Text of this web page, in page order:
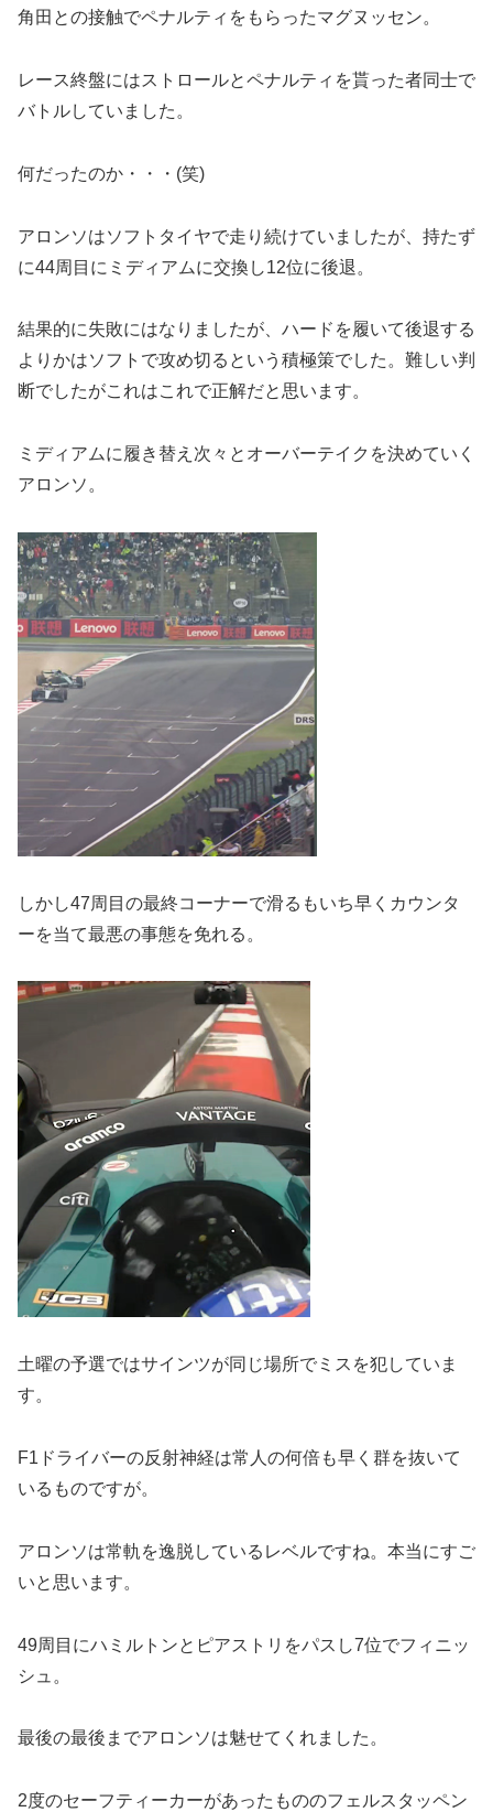
角田との接触でペナルティをもらったマグヌッセン。
レース終盤にはストロールとペナルティを貰った者同士で
バトルしていました。
何だったのか・・・(笑)
アロンソはソフトタイヤで走り続けていましたが、持たず
に44周目にミディアムに交換し12位に後退。
結果的に失敗にはなりましたが、ハードを履いて後退する
よりかはソフトで攻め切るという積極策でした。難しい判
断でしたがこれはこれで正解だと思います。
ミディアムに履き替え次々とオーバーテイクを決めていく
アロンソ。
しかし47周目の最終コーナーで滑るもいち早くカウンタ
ーを当て最悪の事態を免れる。
土曜の予選ではサインツが同じ場所でミスを犯していま
す。
F1ドライバーの反射神経は常人の何倍も早く群を抜いて
いるものですが。
アロンソは常軌を逸脱しているレベルですね。本当にすご
いと思います。
49周目にハミルトンとピアストリをパスし7位でフィニッ
シュ。
最後の最後までアロンソは魅せてくれました。
2度のセーフティーカーがあったもののフェルスタッペン